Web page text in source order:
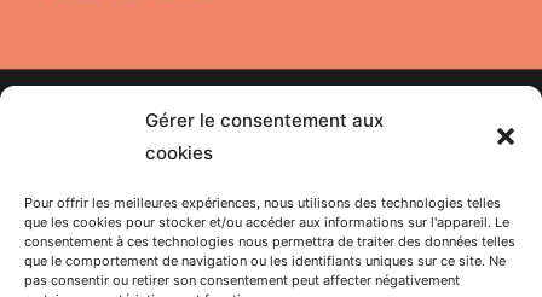
Gérer le consentement aux
cookies
Pour offrir les meilleures expériences, nous utilisons des technologies telles
que les cookies pour stocker et/ou accéder aux informations sur l'appareil. Le
consentement à ces technologies nous permettra de traiter des données telles
que le comportement de navigation ou les identifiants uniques sur ce site. Ne
pas consentir ou retirer son consentement peut affecter négativement
Politique de confidentialité
F
a
I
n
Y
o
X
-
T
i
L
i
Abonnez-vous à la newsletter